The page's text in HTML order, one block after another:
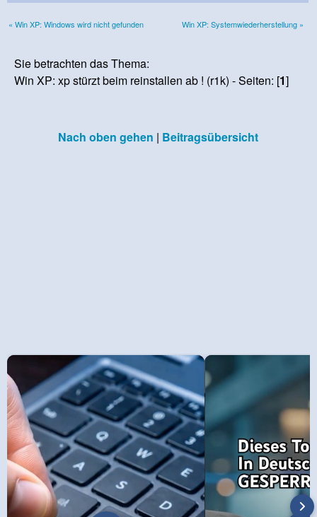
« Win XP: Windows wird nicht gefunden Win XP: Systemwiederherstellung »
Sie betrachten das Thema:
Win XP: xp stürzt beim reinstallen ab ! (r1k) - Seiten: [1]
Nach oben gehen | Beitragsübersicht